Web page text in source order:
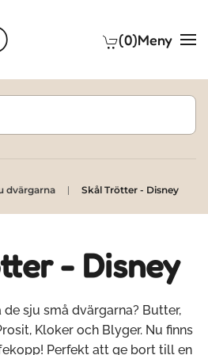
(0)Meny
dvärgarna Skål Trötter - Disney
- Disney
de sju små dvärgarna? Butter,
Kloker och Blyger. Nu finns
Perfekt att ge bort till en